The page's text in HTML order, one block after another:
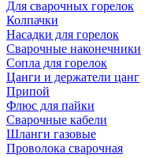
Для сварочных горелок
Колпачки
Насадки для горелок
Сварочные наконечники
Сопла для горелок
Цанги и держатели цанг
Припой
Флюс для пайки
Сварочные кабели
Шланги газовые
Проволока сварочная